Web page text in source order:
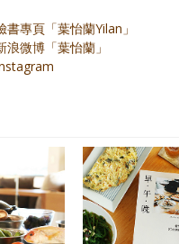
書專頁「葉怡蘭Yilan」
浪微博「葉怡蘭」